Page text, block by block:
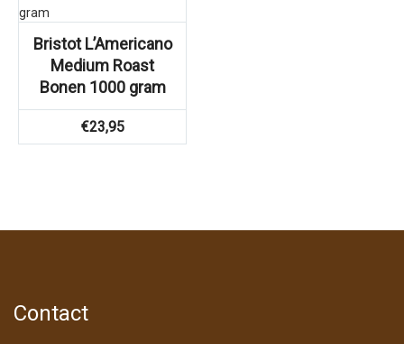
Bristot L’Americano
Medium Roast
Bonen 1000 gram
€23,95
Contact